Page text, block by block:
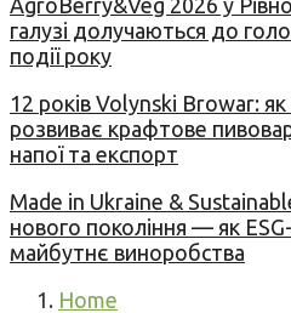
AgroBerry&Veg 2026 у
галузі долучаються до
події року
12 років Volynski Browar:
розвиває крафтове
напої та експорт
Made in Ukraine &
нового покоління — як
майбутнє виноробства
Home